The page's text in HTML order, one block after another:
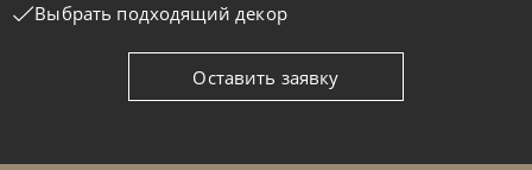
Выбрать подходящий декор
Оставить заявку